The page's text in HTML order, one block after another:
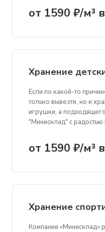
от 1590 ₽/м³
Хранение
Если по какой-то
только вывезти, но и
игрушки, а
"Минисклад" с
от 1590 ₽/м³
Хранение
Компания «Минисклад»